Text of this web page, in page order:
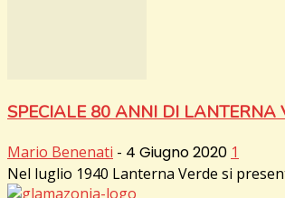
SPECIALE 80 ANNI DI LANTERNA
Mario Benenati - 4 Giugno 2020 1
Nel luglio 1940 Lanterna Verde si